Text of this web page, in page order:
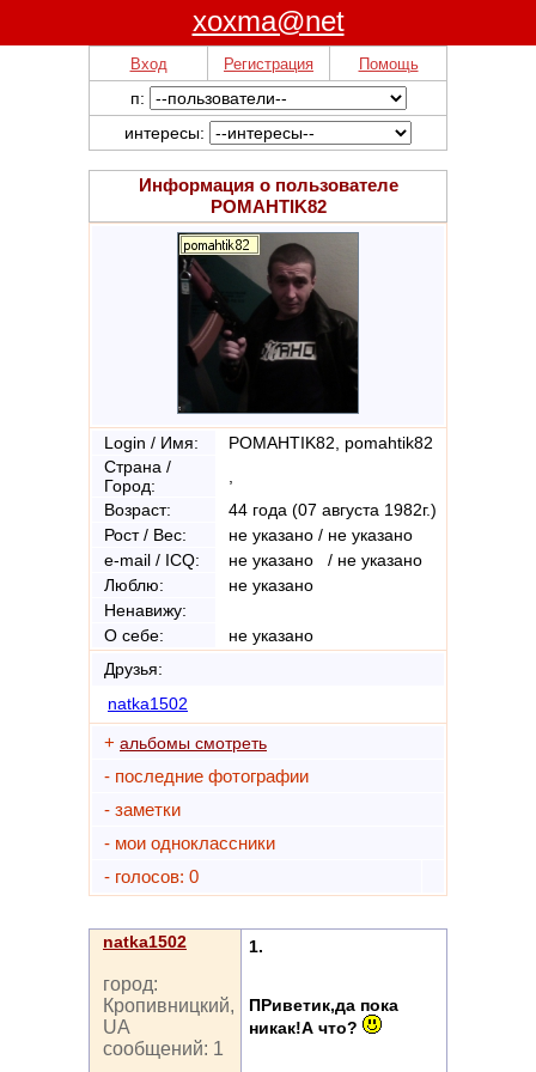
xoxma@net
Вход Регистрация Помощь
п:
интересы:
Информация о пользователе
POMAHTIK82
Login / Имя:
POMAHTIK82, pomahtik82
Страна /
Город:
Возраст:
44 года (07 августа 1982г.)
Рост / Вес:
не указано / не указано
e-mail / ICQ:
не указано / не указано
Люблю:
не указано
Ненавижу:
О себе:
не указано
Друзья:
natka1502
+ альбомы смотреть
- последние фотографии
- заметки
- мои одноклассники
- голосов: 0
natka1502
город:
Кропивницкий,
UA
сообщений: 1
1.
ПРиветик,да пока
никак!А что?